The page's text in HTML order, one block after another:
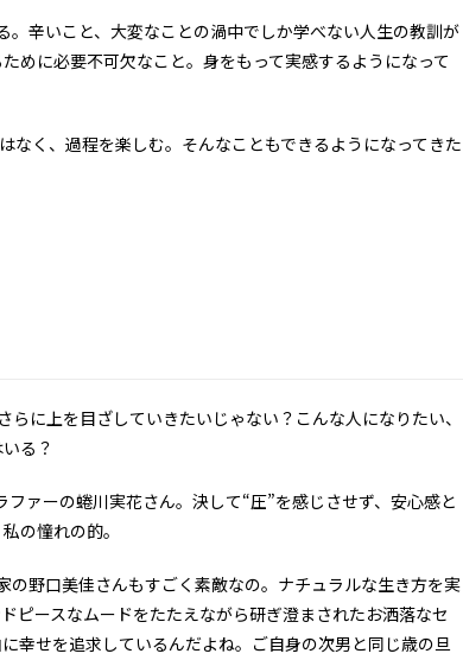
辛いこと、大変なことの渦中でしか学べない人生の教訓が
めに必要不可欠なこと。身をもって実感するようになって
なく、過程を楽しむ。そんなこともできるようになってきた
に上を目ざしていきたいじゃない？こんな人になりたい、
る？
ァーの蜷川実花さん。決して“圧”を感じさせず、安心感と
の憧れの的。
野口美佳さんもすごく素敵なの。ナチュラルな生き方を実
ピースなムードをたたえながら研ぎ澄まされたお洒落なセ
幸せを追求しているんだよね。ご自身の次男と同じ歳の旦